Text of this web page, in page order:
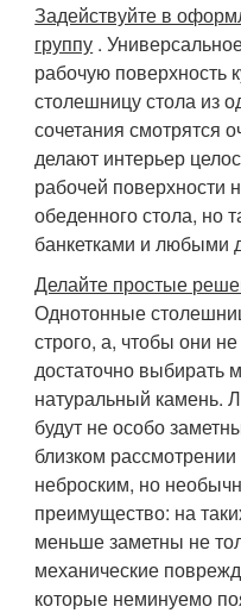
Задействуйте в
группу .
рабочую поверхность
столешницу стола из
сочетания смотрятся
делают интерьер
рабочей поверхности
обеденного стола, но
банкетками и любыми
Делайте простые
Однотонные
строго, а, чтобы они
достаточно
натуральный камень.
будут не особо
близком
неброским, но
преимущество: на
меньше заметны не
механические
которые неминуемо